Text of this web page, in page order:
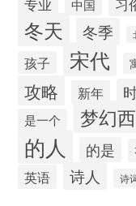
专业 中国
冬天 冬季
孩子 宋代
攻略 新年
是一个 梦幻
的人 的是
英语 诗人 诗